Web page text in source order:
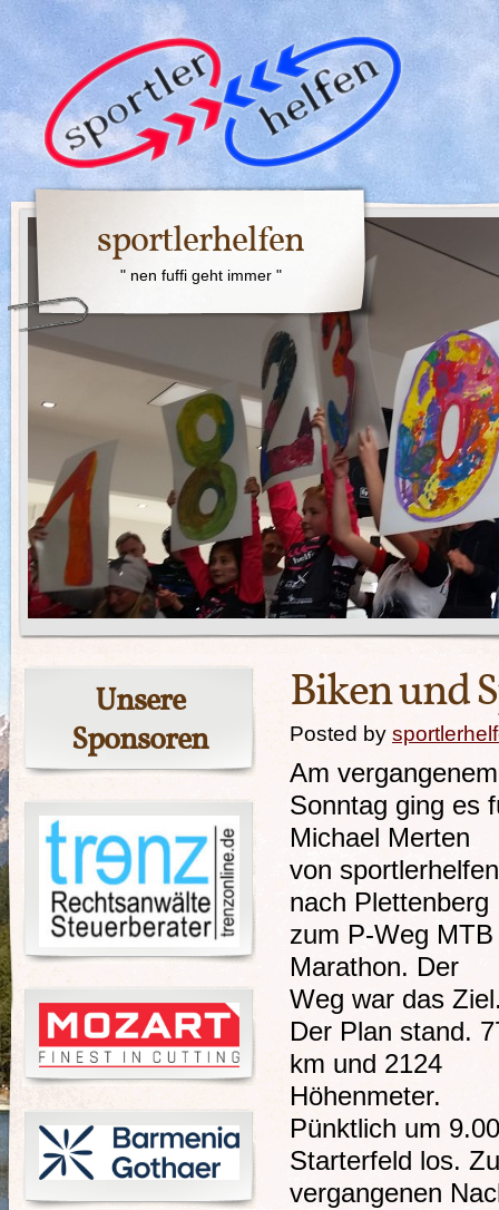
sportlerhelfen
" nen fuffi geht immer "
Biken und
Posted by
Am vergangenem
Sonntag ging es
Michael Merten
von sportlerhelfen
nach Plettenberg
zum P-Weg MTB
Marathon. Der
Weg war das
Der Plan stand.
km und 2124
Höhenmeter.
Pünktlich um
Starterfeld los.
vergangenen
Unsere
Sponsoren